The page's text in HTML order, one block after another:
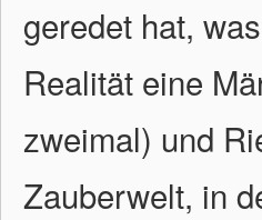
geredet hat,
Realität eine
zweimal) und
Zauberwelt, in